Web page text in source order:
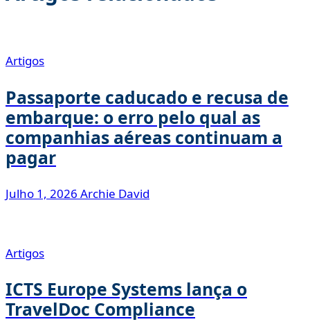
Artigos
Passaporte caducado e recusa de
embarque: o erro pelo qual as
companhias aéreas continuam a
pagar
Julho 1, 2026 Archie David
Artigos
ICTS Europe Systems lança o
TravelDoc Compliance